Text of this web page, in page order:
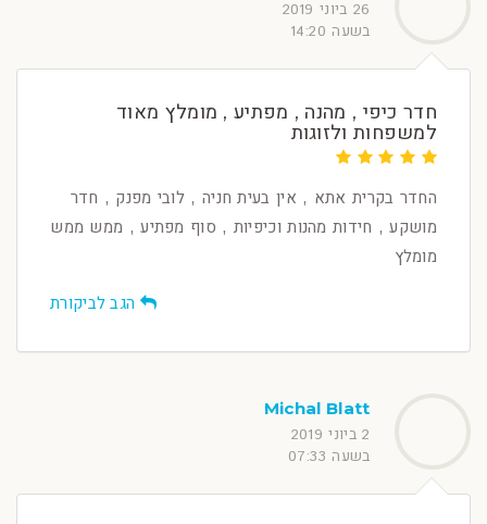
26 ביוני 2019
בשעה 14:20
חדר כיפי , מהנה , מפתיע , מומלץ מאוד
למשפחות ולזוגות
החדר בקרית אתא , אין בעית חניה , לובי מפנק , חדר
מושקע , חידות מהנות וכיפיות , סוף מפתיע , ממש ממש
מומלץ
הגב לביקורת
Michal Blatt
2 ביוני 2019
בשעה 07:33